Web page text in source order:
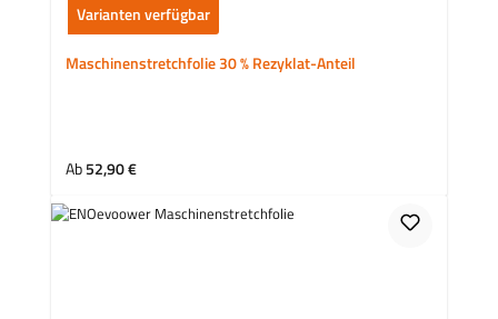
Varianten verfügbar
Maschinenstretchfolie 30 % Rezyklat-Anteil
Regulärer Preis:
Ab52,90 €